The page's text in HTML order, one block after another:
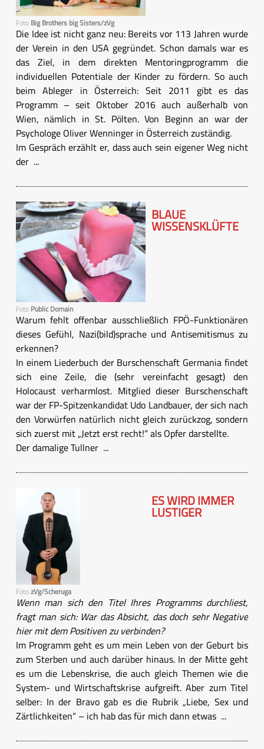
Foto Big Brothers big Sisters/zVg
Die Idee ist nicht ganz neu: Bereits vor 113 Jahren wurde
der Verein in den USA gegründet. Schon damals war es
das Ziel, in dem direkten Mentoringprogramm die
individuellen Potentiale der Kinder zu fördern. So auch
beim Ableger in Österreich: Seit 2011 gibt es das
Programm – seit Oktober 2016 auch außerhalb von
Wien, nämlich in St. Pölten. Von Beginn an war der
Psychologe Oliver Wenninger in Österreich zuständig.
Im Gespräch erzählt er, dass auch sein eigener Weg nicht
der ...
Foto Public Domain
BLAUE
WISSENSKLÜFTE
Warum fehlt offenbar ausschließlich FPÖ-Funktionären
dieses Gefühl, Nazi(bild)sprache und Antisemitismus zu
erkennen?
In einem Liederbuch der Burschenschaft Germania findet
sich eine Zeile, die (sehr vereinfacht gesagt) den
Holocaust verharmlost. Mitglied dieser Burschenschaft
war der FP-Spitzenkandidat Udo Landbauer, der sich nach
den Vorwürfen natürlich nicht gleich zurückzog, sondern
sich zuerst mit „Jetzt erst recht!“ als Opfer darstellte.
Der damalige Tullner ...
FotozVg/Scheruga
ES WIRD IMMER
LUSTIGER
Wenn man sich den Titel Ihres Programms durchliest,
fragt man sich: War das Absicht, das doch sehr Negative
hier mit dem Positiven zu verbinden?
Im Programm geht es um mein Leben von der Geburt bis
zum Sterben und auch darüber hinaus. In der Mitte geht
es um die Lebenskrise, die auch gleich Themen wie die
System- und Wirtschaftskrise aufgreift. Aber zum Titel
selber: In der Bravo gab es die Rubrik „Liebe, Sex und
Zärtlichkeiten“ – ich hab das für mich dann etwas ...